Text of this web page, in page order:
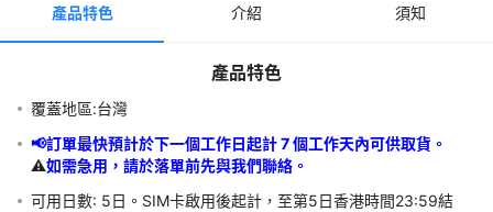
為 e-ideas 3) 重新啟動手機。
如需任何技術上的支援或其他查詢, 請聯絡Rocket SIM (Global Call
Whatsapp: +852 9217 6176
Rocket SIM (Global Call國際電訊有限公司)
速數據傳輸，讓用戶在各處無憂無慮地使用。
2. 與多個大品牌合作，優惠多樣 Rocket SIM與大品牌合作，為用戶
提供多樣化選擇和獨特優惠。
產品特色 介紹 須知
產品特色
覆蓋地區:台灣
📢訂單最快預計於下一個工作日起計 7 個工作天內可供取貨。
⚠️如需急用，請於落單前先與我們聯絡。
可用日數: 5日。SIM卡啟用後起計，至第5日香港時間23:59結